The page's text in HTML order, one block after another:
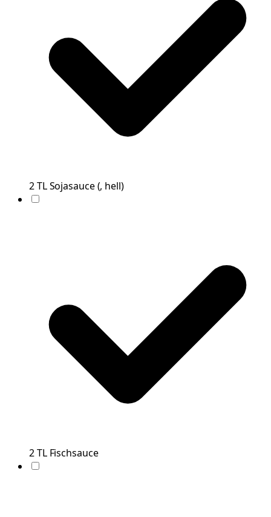
2TLSojasauce(, hell)
2TL Fischsauce